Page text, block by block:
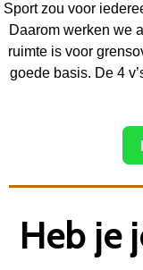
Sport zou voor
Daarom werken we
ruimte is voor
goede basis. De 4
Heb je